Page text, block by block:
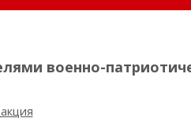
военно-